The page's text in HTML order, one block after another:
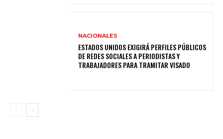
NACIONALES
ESTADOS UNIDOS EXIGIRÁ PERFILES PÚBLICOS
DE REDES SOCIALES A PERIODISTAS Y
TRABAJADORES PARA TRAMITAR VISADO